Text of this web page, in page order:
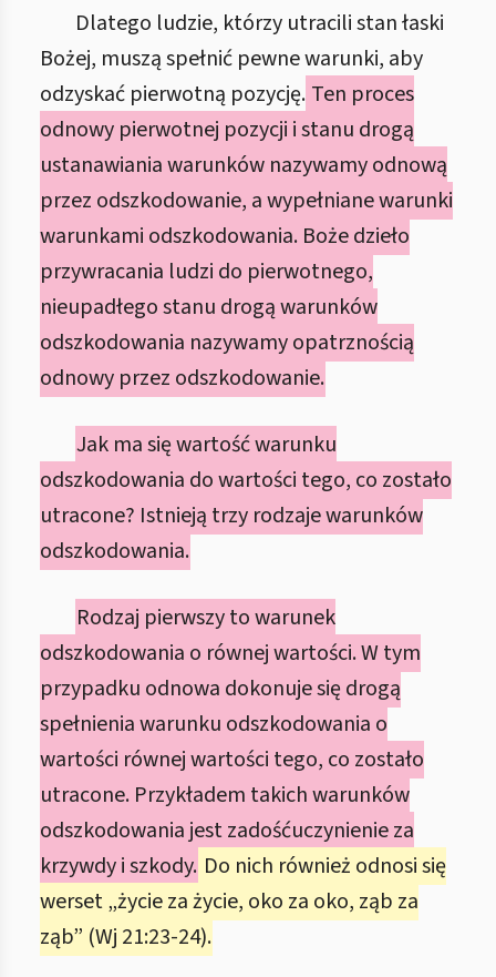
Dlatego ludzie, którzy utracili stan łaski
Bożej, muszą spełnić pewne warunki, aby
odzyskać pierwotną pozycję. Ten proces
odnowy pierwotnej pozycji i stanu drogą
ustanawiania warunków nazywamy odnową
przez odszkodowanie, a wypełniane warunki
warunkami odszkodowania. Boże dzieło
przywracania ludzi do pierwotnego,
nieupadłego stanu drogą warunków
odszkodowania nazywamy opatrznością
odnowy przez odszkodowanie.
Jak ma się wartość warunku
odszkodowania do wartości tego, co zostało
utracone? Istnieją trzy rodzaje warunków
odszkodowania.
Rodzaj pierwszy to warunek
odszkodowania o równej wartości. W tym
przypadku odnowa dokonuje się drogą
spełnienia warunku odszkodowania o
wartości równej wartości tego, co zostało
utracone. Przykładem takich warunków
odszkodowania jest zadośćuczynienie za
krzywdy i szkody. Do nich również odnosi się
werset „życie za życie, oko za oko, ząb za
ząb” (Wj 21:23-24).